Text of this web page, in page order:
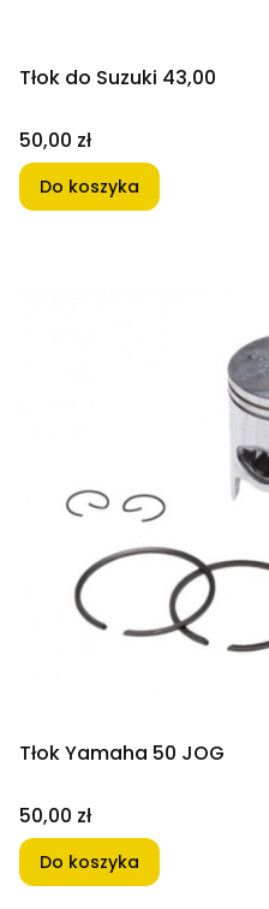
Tłok do Suzuki 43,00
Cena
50,00 zł
Do koszyka
Tłok Yamaha 50 JOG
Cena
50,00 zł
Do koszyka